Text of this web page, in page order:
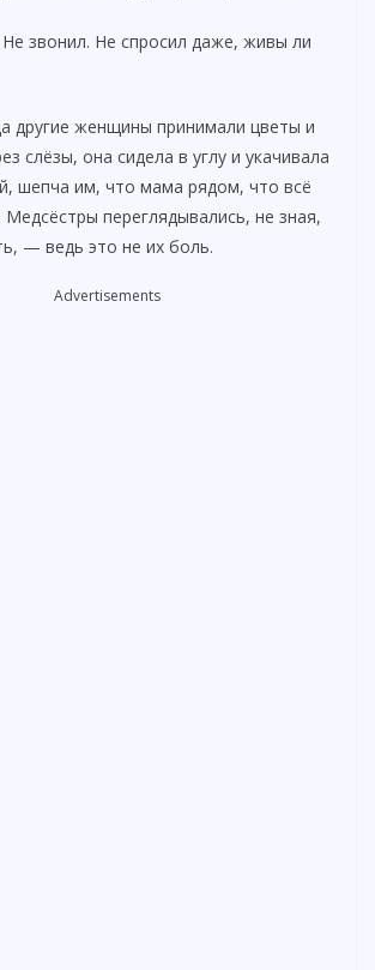
звонил. Не спросил даже, живы ли
другие женщины принимали цветы и
слёзы, она сидела в углу и укачивала
шепча им, что мама рядом, что всё
переглядывались, не зная,
— ведь это не их боль.
Advertisements